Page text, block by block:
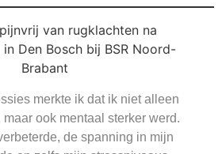
merkte ik dat ik niet alleen
ook mentaal sterker werd.
de spanning in mijn